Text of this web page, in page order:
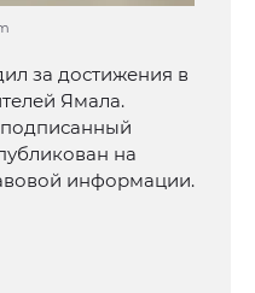
за достижения в
Ямала.
на
информации.